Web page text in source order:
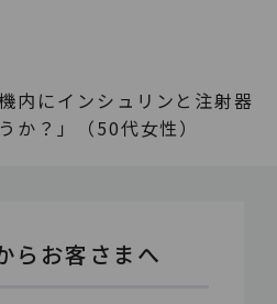
内にインシュリンと注射器
か？」（50代女性）
らお客さまへ